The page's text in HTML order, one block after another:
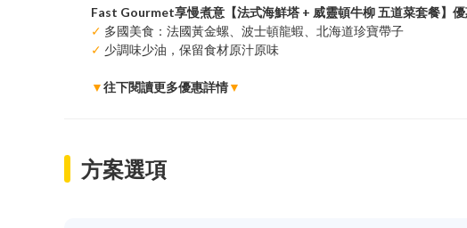
Fast Gourmet享慢煮意【法式海鮮塔 + 威靈頓牛柳 五道菜套餐】
✓ 多國美食：法國黃金螺、波士頓龍蝦、北海道珍寶帶子
✓ 少調味少油，保留食材原汁原味
▼往下閱讀更多優惠詳情▼
方案選項